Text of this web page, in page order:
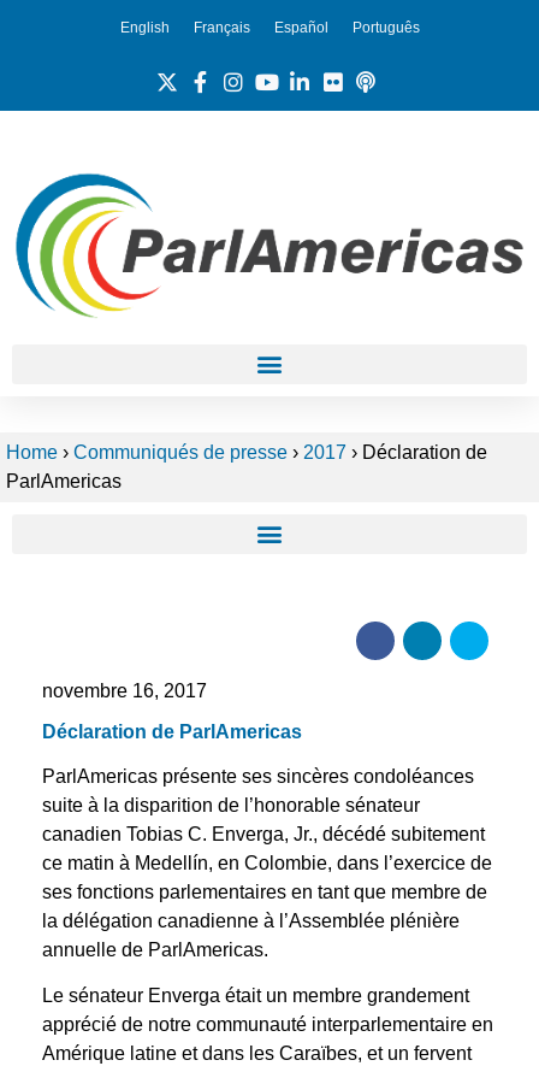
English Français Español Português
Home › Communiqués de presse › 2017 › Déclaration de
ParlAmericas
novembre 16, 2017
Déclaration de ParlAmericas
ParlAmericas présente ses sincères condoléances
suite à la disparition de l’honorable sénateur
canadien Tobias C. Enverga, Jr., décédé subitement
ce matin à Medellín, en Colombie, dans l’exercice de
ses fonctions parlementaires en tant que membre de
la délégation canadienne à l’Assemblée plénière
annuelle de ParlAmericas.
Le sénateur Enverga était un membre grandement
apprécié de notre communauté interparlementaire en
Amérique latine et dans les Caraïbes, et un fervent